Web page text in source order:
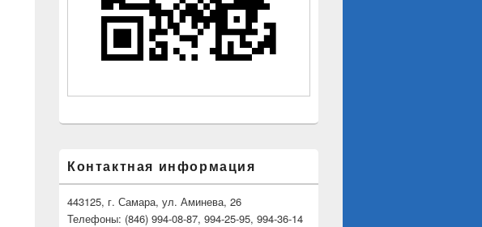
Контактная информация
443125, г. Самара, ул. Аминева, 26
Телефоны: (846) 994-08-87, 994-25-95, 994-36-14